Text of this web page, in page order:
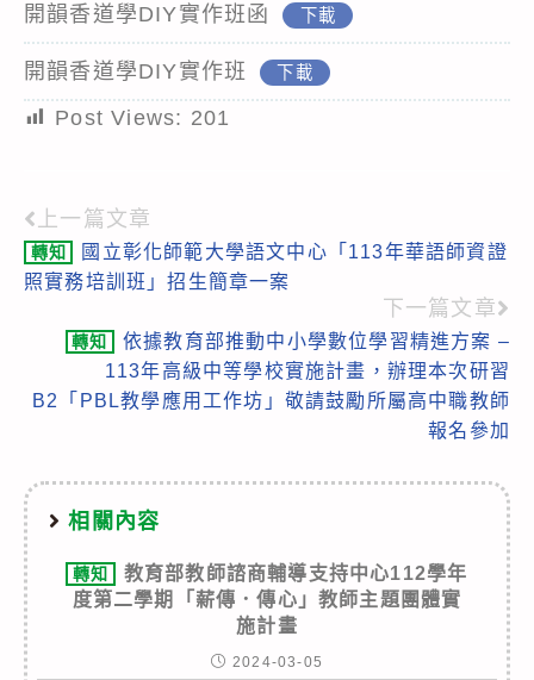
開韻香道學DIY實作班函 下載
開韻香道學DIY實作班 下載
Post Views: 201
Read
more
上一篇文章
轉知
國立彰化師範大學語文中心「113年華語師資證
照實務培訓班」招生簡章一案
下一篇文章
轉知
依據教育部推動中小學數位學習精進方案 –
113年高級中等學校實施計畫，辦理本次研習
B2「PBL教學應用工作坊」敬請鼓勵所屬高中職教師
報名參加
相關內容
轉知
教育部教師諮商輔導支持中心112學年
度第二學期「薪傳．傳心」教師主題團體實
施計畫
2024-03-05